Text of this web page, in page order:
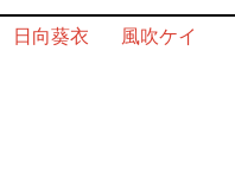
日向葵衣
風吹ケイ